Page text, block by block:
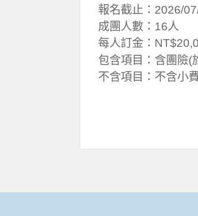
報名截止：2026/
成團人數：16人
每人訂金：
包含項目：含團險(
不含項目：不含小